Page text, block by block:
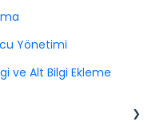
Yönetimi
ve Alt Bilgi Ekleme